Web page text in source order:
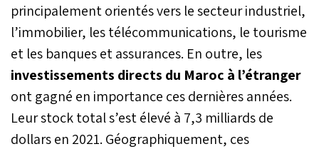
d’emprunt. Dans ce
Maroc a affiché sa
résilience en 2023 et
devrait encore enregistrer
une croissance de 3,1%
en 2024, au-dessus de la
moyenne projetée pour le
monde arabe (+2,6%).
principalement orientés vers le secteur industriel,
l’immobilier, les télécommunications, le tourisme
et les banques et assurances. En outre, les
investissements directs du Maroc à l’étranger
ont gagné en importance ces dernières années.
Leur stock total s’est élevé à 7,3 milliards de
dollars en 2021. Géographiquement, ces